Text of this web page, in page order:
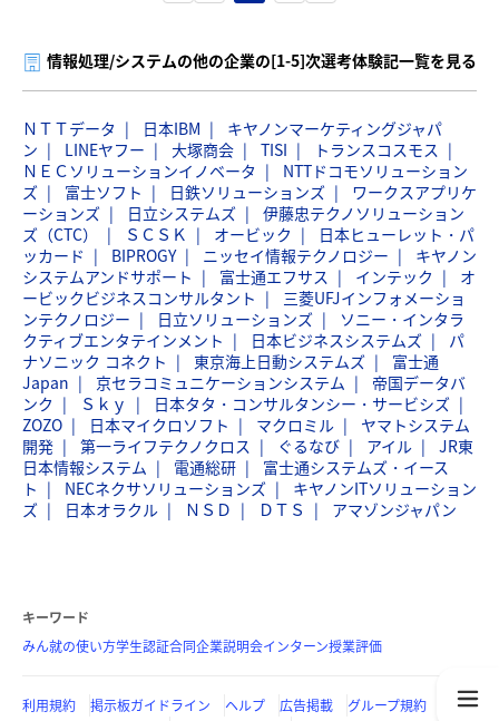
情報処理/システムの他の企業の[1-5]次選考体験記一覧を見る
ＮＴＴデータ 日本IBM
キヤノンマーケティングジャパ
ン
LINEヤフー 大塚商会 TISI
トランスコスモス
ＮＥＣソリューションイノベータ
NTTドコモソリューション
ズ
富士ソフト 日鉄ソリューションズ
ワークスアプリケ
ーションズ
日立システムズ
伊藤忠テクノソリューション
ズ（CTC）
ＳＣＳＫ オービック
日本ヒューレット・パ
ッカード
BIPROGY ニッセイ情報テクノロジー
キヤノン
システムアンドサポート
富士通エフサス インテック
オ
ービックビジネスコンサルタント
三菱UFJインフォメーショ
ンテクノロジー
日立ソリューションズ
ソニー・インタラ
クティブエンタテインメント
日本ビジネスシステムズ
パ
ナソニック コネクト
東京海上日動システムズ
富士通
Japan
京セラコミュニケーションシステム
帝国データバ
ンク
Ｓｋｙ
日本タタ・コンサルタンシー・サービシズ
ZOZO
日本マイクロソフト マクロミル
ヤマトシステム
開発
第一ライフテクノクロス ぐるなび アイル
JR東
日本情報システム
電通総研
富士通システムズ・イース
ト
NECネクサソリューションズ
キヤノンITソリューション
ズ
日本オラクル ＮＳＤ ＤＴＳ アマゾンジャパン
キーワード
みん就の使い方学生認証合同企業説明会インターン授業評価
利用規約 掲示板ガイドライン ヘルプ 広告掲載
グループ規約